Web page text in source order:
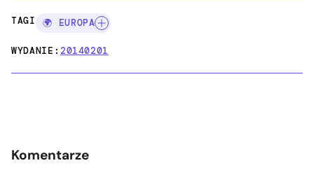
TAGI: 🌍 EUROPA
WYDANIE:20140201
Komentarze